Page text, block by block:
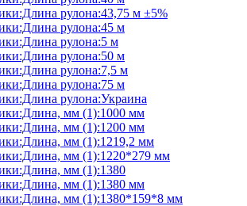
рулона:43,75 м ±5%
рулона:45 м
рулона:5 м
рулона:50 м
рулона:7,5 м
рулона:75 м
рулона:Украина
мм (1):1000 мм
мм (1):1200 мм
мм (1):1219,2 мм
мм (1):1220*279 мм
мм (1):1380
мм (1):1380 мм
мм (1):1380*159*8 мм